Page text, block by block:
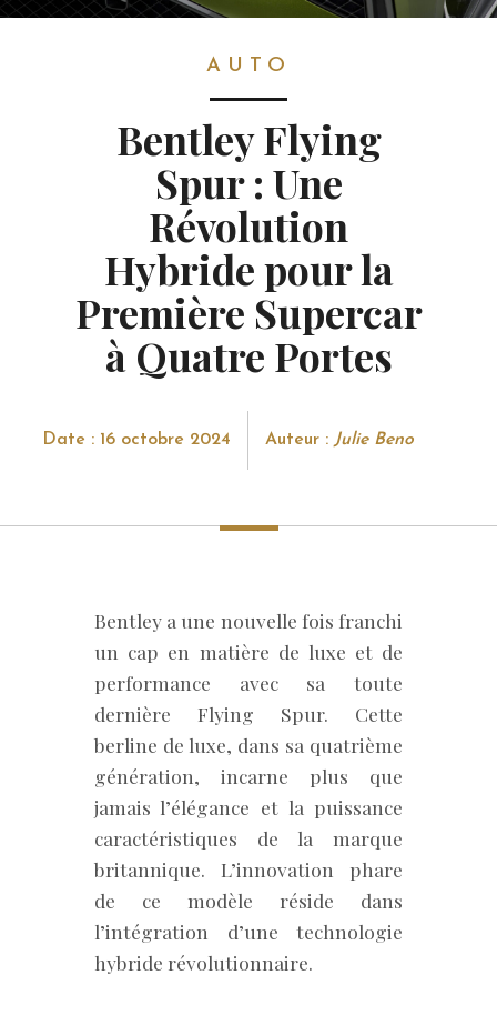
AUTO
Bentley Flying
Spur : Une
Révolution
Hybride pour la
Première Supercar
à Quatre Portes
Date : 16 octobre 2024 Auteur : Julie Beno
Bentley a une nouvelle fois franchi
un cap en matière de luxe et de
performance avec sa toute
dernière Flying Spur. Cette
berline de luxe, dans sa quatrième
génération, incarne plus que
jamais l’élégance et la puissance
caractéristiques de la marque
britannique. L’innovation phare
de ce modèle réside dans
l’intégration d’une technologie
hybride révolutionnaire.